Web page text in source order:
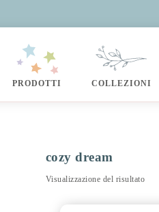
PRODOTTI COLLEZIONI
cozy dream
Visualizzazione del risultato